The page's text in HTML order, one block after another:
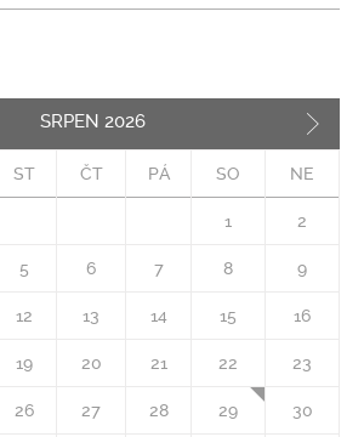
SRPEN 2026
ST ČT PÁ SO NE
1 2
5 6 7 8 9
12 13 14 15 16
19 20 21 22 23
26 27 28 29 30